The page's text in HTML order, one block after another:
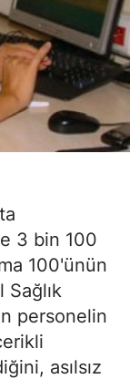
3 bin 100
100'ünün
personelin
asılsız